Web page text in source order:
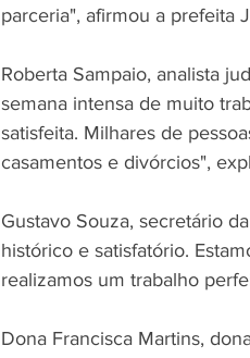
parceria", afirmou a prefeita
Roberta Sampaio, analista
semana intensa de muito
satisfeita. Milhares de
casamentos e divórcios",
Gustavo Souza, secretário
histórico e satisfatório.
realizamos um trabalho
Dona Francisca Martins,